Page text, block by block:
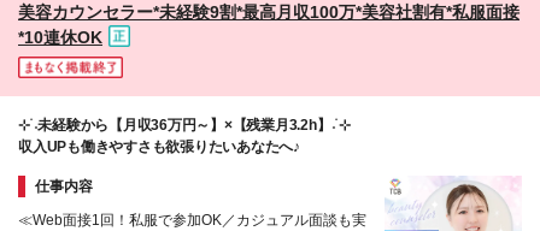
美容カウンセラー*未経験9割*最高月収100万*美容社割有*私服面接
*10連休OK
⊹ ࣪˖未経験から【月収36万円～】×【残業月3.2h】˖ ࣪⊹
収入UPも働きやすさも欲張りたいあなたへ♪
仕事内容
≪Web面接1回！私服で参加OK／カジュアル面談も実